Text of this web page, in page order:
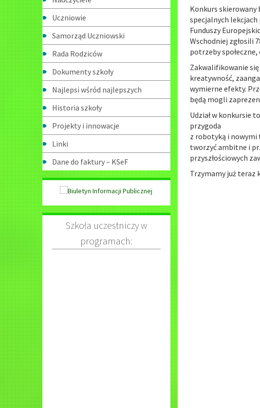
Uczniowie
Samorząd Uczniowski
Rada Rodziców
Dokumenty szkoły
Najlepsi wśród najlepszych
Historia szkoły
Projekty i innowacje
Linki
Dane do faktury – KSeF
Szkoła uczestniczy w
programach:
Konkurs skierowany
specjalnych
Funduszy
Wschodniej zgłosili
potrzeby
Zakwalifikowanie
kreatywność,
wymierne efekty.
będą mogli
Udział w konkursie
przygoda
z robotyką i nowymi
tworzyć ambitne i
przyszłościowych
Trzymamy już teraz